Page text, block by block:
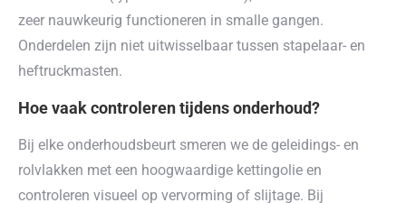
zeer nauwkeurig functioneren in smalle gangen.
Onderdelen zijn niet uitwisselbaar tussen stapelaar- en
heftruckmasten.
Hoe vaak controleren tijdens onderhoud?
Bij elke onderhoudsbeurt smeren we de geleidings- en
rolvlakken met een hoogwaardige kettingolie en
controleren visueel op vervorming of slijtage. Bij